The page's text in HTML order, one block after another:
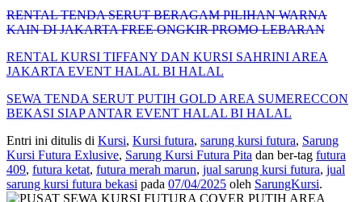
RENTAL TENDA SERUT BERAGAM PILIHAN WARNA
KAIN DI JAKARTA FREE ONGKIR PROMO LEBARAN
RENTAL KURSI TIFFANY DAN KURSI SAHRINI AREA
JAKARTA EVENT HALAL BI HALAL
SEWA TENDA SERUT PUTIH GOLD AREA SUMERECCON
BEKASI SIAP ANTAR EVENT HALAL BI HALAL
Entri ini ditulis di Kursi, Kursi futura, sarung kursi futura, Sarung
Kursi Futura Exlusive, Sarung Kursi Futura Pita dan ber-tag futura
409, futura ketat, futura merah marun, jual sarung kursi futura, jual
sarung kursi futura bekasi pada 07/04/2025 oleh SarungKursi.